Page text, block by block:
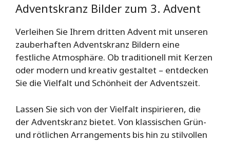
Adventskranz Bilder zum 3. Advent
Verleihen Sie Ihrem dritten Advent mit unseren
zauberhaften Adventskranz Bildern eine
festliche Atmosphäre. Ob traditionell mit Kerzen
oder modern und kreativ gestaltet – entdecken
Sie die Vielfalt und Schönheit der Adventszeit.
Lassen Sie sich von der Vielfalt inspirieren, die
der Adventskranz bietet. Von klassischen Grün-
und rötlichen Arrangements bis hin zu stilvollen